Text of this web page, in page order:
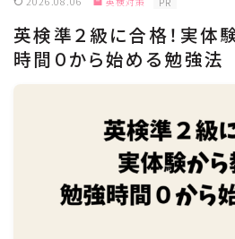
プライバシーポリシー
オンライン英会話
オンライン家庭教師
英検準２級に合格！実体
時間０から始める勉強法